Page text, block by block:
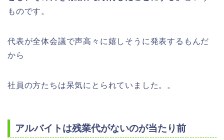
ものです。
代表が全体会議で声高々に嬉しそうに発表するもんだ
から
社員の方たちは呆気にとられていました。。
アルバイトは残業代がないのが当たり前